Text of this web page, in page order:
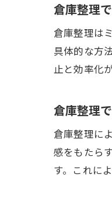
倉庫整理
倉庫整理は
具体的な方
止と効率化
倉庫整理
倉庫整理に
感をもたら
す。これに